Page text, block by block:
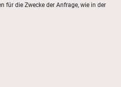
für die Zwecke der Anfrage, wie in der